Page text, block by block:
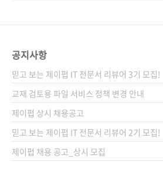
공지사항
믿고 보는 제이펍 IT 전문서 리뷰어 3기 모집!
교재 검토용 파일 서비스 정책 변경 안내
제이펍 상시 채용공고
믿고 보는 제이펍 IT 전문서 리뷰어 2기 모집!
제이펍 채용 공고_상시 모집